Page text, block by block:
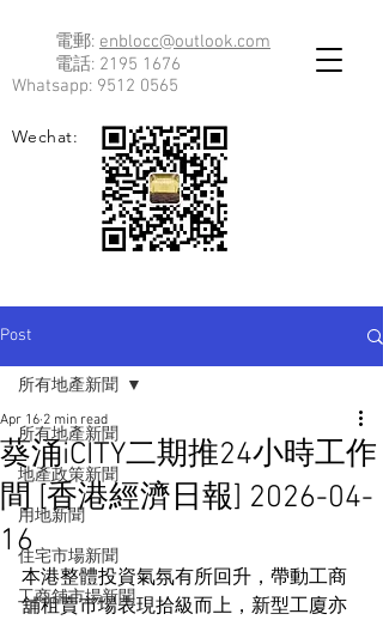
電郵: enblocc@outlook.com
電話: 2195 1676
Whatsapp: 9512 0565
Wechat:
Post
所有地產新聞
地產政策新聞
用地新聞
住宅市場新聞
工商舖市場新聞
所有地產新聞
葵涌iCITY二期推24小時工作
間 [香港經濟日報] 2026-04-
16
Apr 16 2 min read
本港整體投資氣氛有所回升，帶動工商
舖租賣市場表現拾級而上，新型工廈亦